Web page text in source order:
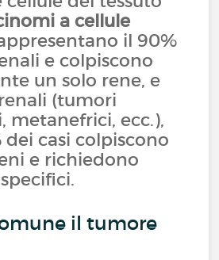
a cellule
il 90%
e colpiscono
un solo rene, e
(tumori
metanefrici, ecc.),
casi colpiscono
e richiedono
il tumore